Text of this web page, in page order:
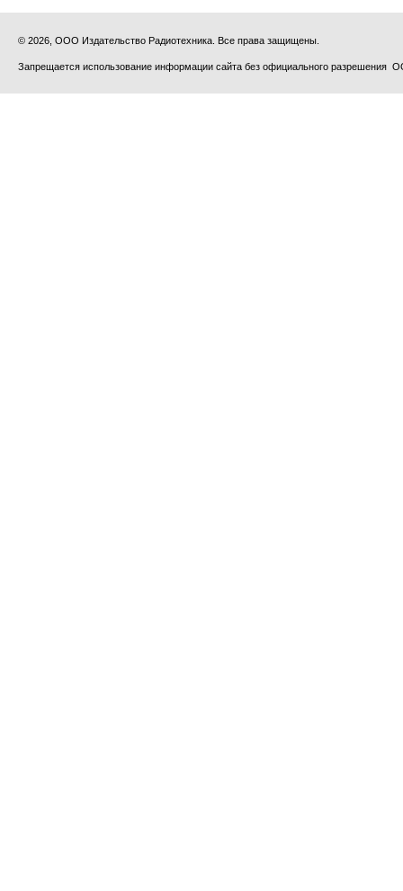
© 2026, ООО Издательство Радиотехника. Все права защищены.
Запрещается использование информации сайта без официального разрешения